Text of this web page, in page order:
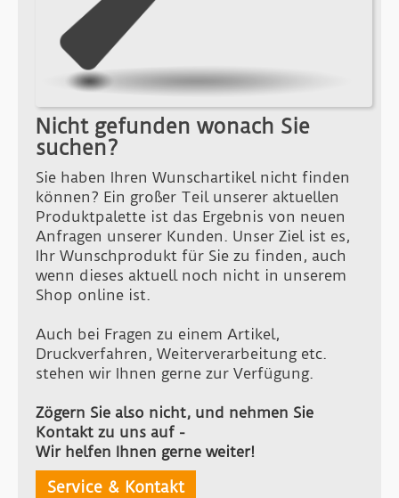
Nicht gefunden wonach Sie
suchen?
Sie haben Ihren Wunschartikel nicht finden
können? Ein großer Teil unserer aktuellen
Produktpalette ist das Ergebnis von neuen
Anfragen unserer Kunden. Unser Ziel ist es,
Ihr Wunschprodukt für Sie zu finden, auch
wenn dieses aktuell noch nicht in unserem
Shop online ist.
Auch bei Fragen zu einem Artikel,
Druckverfahren, Weiterverarbeitung etc.
stehen wir Ihnen gerne zur Verfügung.
Zögern Sie also nicht, und nehmen Sie
Kontakt zu uns auf -
Wir helfen Ihnen gerne weiter!
Service & Kontakt